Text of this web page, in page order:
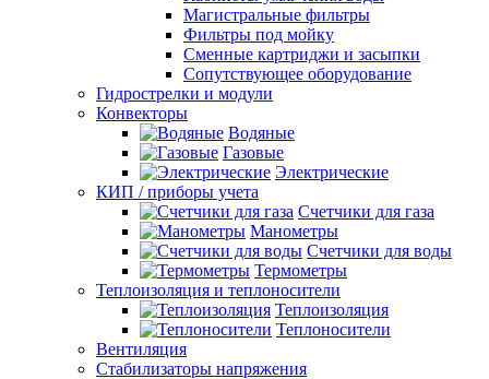
Магистральные фильтры
Фильтры под мойку
Сменные картриджи и засыпки
Сопутствующее оборудование
Гидрострелки и модули
Конвекторы
Водяные
Газовые
Электрические
КИП / приборы учета
Счетчики для газа
Манометры
Счетчики для воды
Термометры
Теплоизоляция и теплоносители
Теплоизоляция
Теплоносители
Вентиляция
Стабилизаторы напряжения